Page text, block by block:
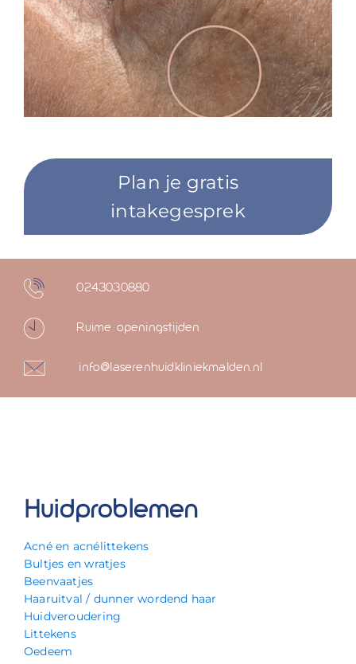
Plan je gratis
intakegesprek
0243030880
Ruime openingstijden
info@laserenhuidkliniekmalden.nl
Huidproblemen
Acné en acnélittekens
Bultjes en wratjes
Beenvaatjes
Haaruitval / dunner wordend haar
Huidveroudering
Littekens
Oedeem